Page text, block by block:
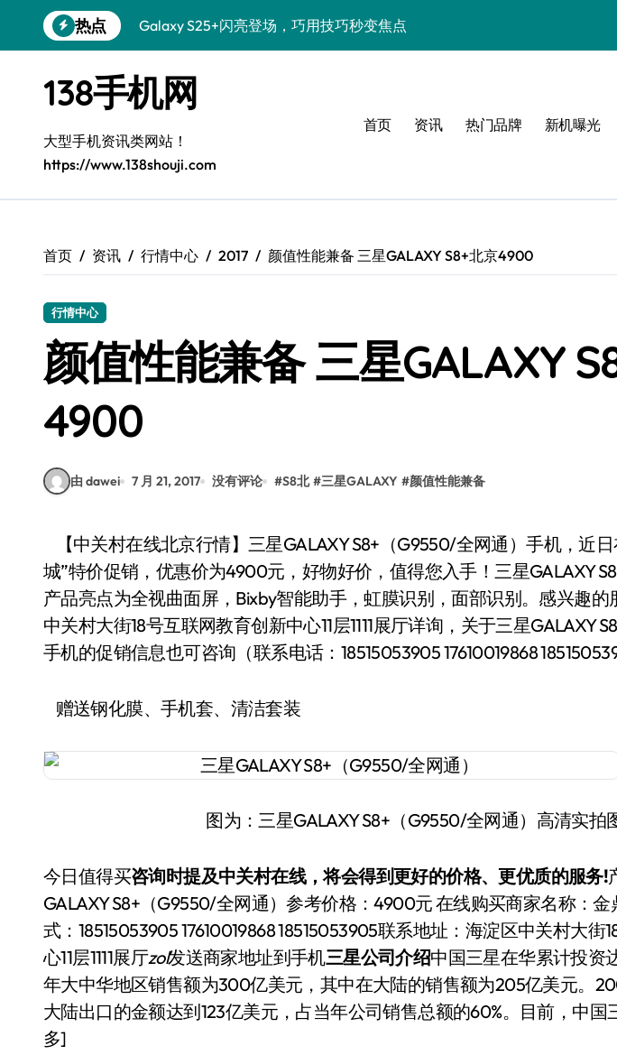
到
热点
Galaxy S25+闪亮登场，巧用技巧秒变焦点
Galaxy S26+颜值爆升！机皇美颜秘籍大公开
Galaxy A56 5G登场，时尚旗舰新体验！
三星S26售后指南：个性美化一键搞定
Galaxy S25美颜秘籍，个性定制炫酷玩法
Galaxy C55 5G登场，演绎三星美学新巅峰
Galaxy S25 Ultra颜值巅峰，定制主题潮酷上线！
138手机网
大型手机资讯类网站！
https://www.138shouji.com
首页 资讯 热门品牌 新机曝光
首页 资讯 行情中心 2017 颜值性能兼备 三星GALAXY S8+北京4900
行情中心
颜值性能兼备 三星GALAXY
4900
由 dawei 7 月 21, 2017 没有评论 #S8北 #三星GALAXY #颜值性能兼备
【中关村在线北京行情】三星GALAXY S8+（G9550/全网通）手机，近日在商家“金鼎手机批发
城”特价促销，优惠价为4900元，好物好价，值得您入手！三星GALAXY
产品亮点为全视曲面屏，Bixby智能助手，虹膜识别，面部识别。感兴趣
中关村大街18号互联网教育创新中心11层1111展厅详询，关于三星GALAXY
手机的促销信息也可咨询（联系电话：18515053905 17610019868
赠送钢化膜、手机套、清洁套装
图为：三星GALAXY S8+（G9550/全网通）高清实拍
今日值得买咨询时提及中关村在线，将会得到更好的价格、更优质的服务!
GALAXY S8+（G9550/全网通）参考价格：4900元 在线购买商家名称：
式：18515053905 17610019868 18515053905联系地址：海淀区中关村大街
心11层1111展厅zol发送商家地址到手机三星公司介绍中国三星在华累计投资
年大中华地区销售额为300亿美元，其中在大陆的销售额为205亿美元。
大陆出口的金额达到123亿美元，占当年公司销售总额的60%。目前，中
多]